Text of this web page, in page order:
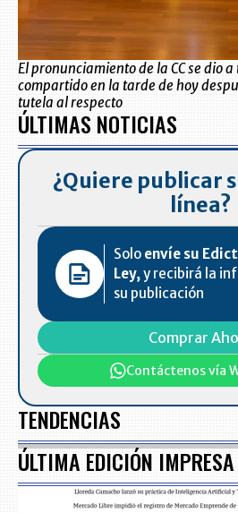
El pronunciamiento de la CC se dio
compartido en la tarde de hoy
tutela al respecto
ÚLTIMAS NOTICIAS
¿Quiere publicar
línea?
Solo envíe su
Ley,y recibirá la
su publicación
Comprar
Contáctenos vía
TENDENCIAS
ÚLTIMA EDICIÓN IMPRESA